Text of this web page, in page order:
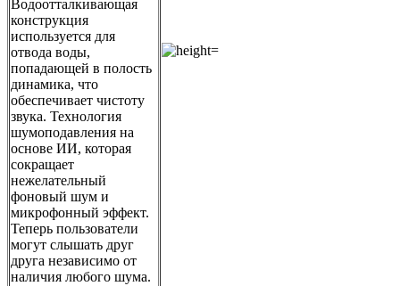
Водоотталкивающая
конструкция
используется для
отвода воды,
попадающей в полость
динамика, что
обеспечивает чистоту
звука. Технология
шумоподавления на
основе ИИ, которая
сокращает
нежелательный
фоновый шум и
микрофонный эффект.
Теперь пользователи
могут слышать друг
друга независимо от
наличия любого шума.